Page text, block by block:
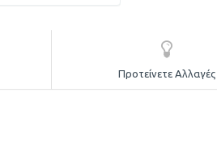
Προτείνετε Αλλαγές